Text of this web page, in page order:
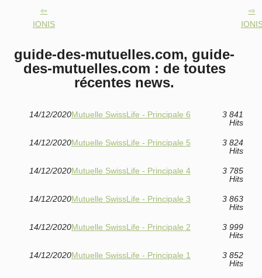
IONIS
guide-des-mutuelles.com, guide-
des-mutuelles.com : de toutes
récentes news.
14/12/2020Mutuelle SwissLife - Principale 6
3 841
Hits
14/12/2020Mutuelle SwissLife - Principale 5
3 824
Hits
14/12/2020Mutuelle SwissLife - Principale 4
3 785
Hits
14/12/2020Mutuelle SwissLife - Principale 3
3 863
Hits
14/12/2020Mutuelle SwissLife - Principale 2
3 999
Hits
14/12/2020Mutuelle SwissLife - Principale 1
3 852
Hits